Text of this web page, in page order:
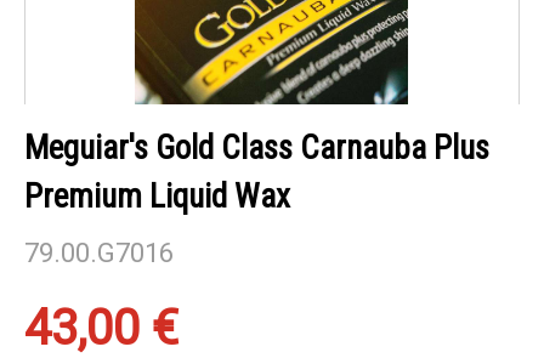
Meguiar's Gold Class Carnauba Plus
Premium Liquid Wax
79.00.G7016
43,00 €